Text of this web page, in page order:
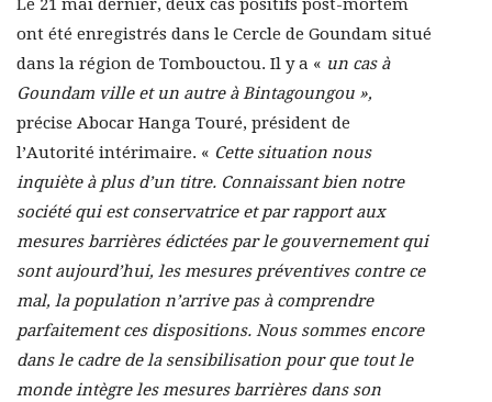
Le 21 mai dernier, deux cas positifs post-mortem
ont été enregistrés dans le Cercle de Goundam situé
dans la région de Tombouctou. Il y a « un cas à
Goundam ville et un autre à Bintagoungou »,
précise Abocar Hanga Touré, président de
l’Autorité intérimaire. « Cette situation nous
inquiète à plus d’un titre. Connaissant bien notre
société qui est conservatrice et par rapport aux
mesures barrières édictées par le gouvernement qui
sont aujourd’hui, les mesures préventives contre ce
mal, la population n’arrive pas à comprendre
parfaitement ces dispositions. Nous sommes encore
dans le cadre de la sensibilisation pour que tout le
monde intègre les mesures barrières dans son